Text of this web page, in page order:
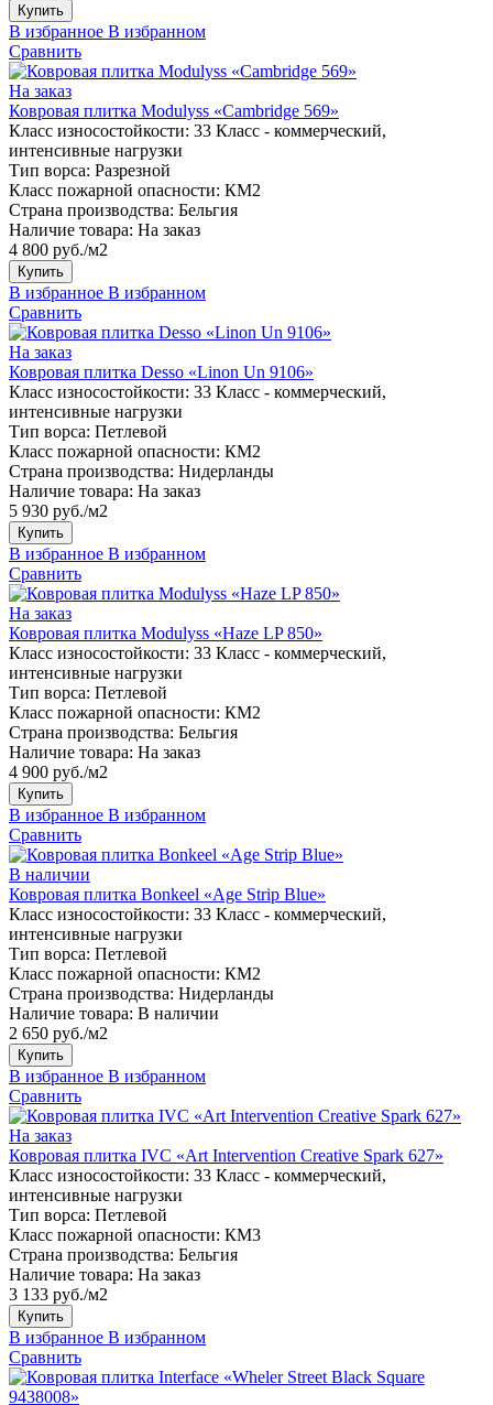
Купить
В избранное В избранном
Сравнить
На заказ
Ковровая плитка Modulyss «Cambridge 569»
Класс износостойкости: 33 Класс - коммерческий,
интенсивные нагрузки
Тип ворса: Разрезной
Класс пожарной опасности: КМ2
Страна производства: Бельгия
Наличие товара: На заказ
4 800 руб./м2
Купить
В избранное В избранном
Сравнить
На заказ
Ковровая плитка Desso «Linon Un 9106»
Класс износостойкости: 33 Класс - коммерческий,
интенсивные нагрузки
Тип ворса: Петлевой
Класс пожарной опасности: КМ2
Страна производства: Нидерланды
Наличие товара: На заказ
5 930 руб./м2
Купить
В избранное В избранном
Сравнить
На заказ
Ковровая плитка Modulyss «Haze LP 850»
Класс износостойкости: 33 Класс - коммерческий,
интенсивные нагрузки
Тип ворса: Петлевой
Класс пожарной опасности: КМ2
Страна производства: Бельгия
Наличие товара: На заказ
4 900 руб./м2
Купить
В избранное В избранном
Сравнить
В наличии
Ковровая плитка Bonkeel «Age Strip Blue»
Класс износостойкости: 33 Класс - коммерческий,
интенсивные нагрузки
Тип ворса: Петлевой
Класс пожарной опасности: КМ2
Страна производства: Нидерланды
Наличие товара: В наличии
2 650 руб./м2
Купить
В избранное В избранном
Сравнить
На заказ
Ковровая плитка IVC «Art Intervention Creative Spark 627»
Класс износостойкости: 33 Класс - коммерческий,
интенсивные нагрузки
Тип ворса: Петлевой
Класс пожарной опасности: КМ3
Страна производства: Бельгия
Наличие товара: На заказ
3 133 руб./м2
Купить
В избранное В избранном
Сравнить